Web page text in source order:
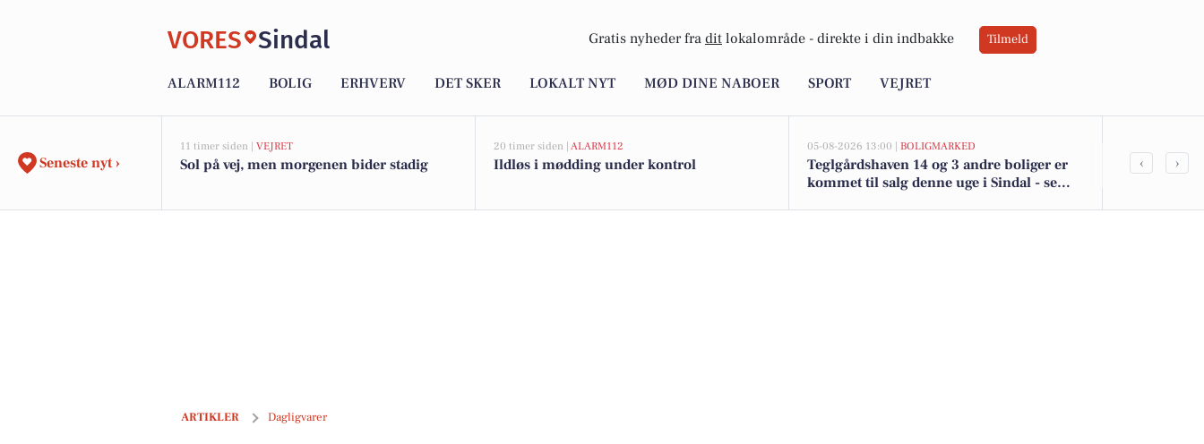
VORES Sindal Gratis nyheder fra dit lokalområde - direkte i din indbakke Tilmeld
ALARM112 BOLIG ERHVERV DET SKER LOKALT NYT MØD DINE NABOER SPORT VEJRET
Seneste nyt ›
11 timer siden | VEJRET
Sol på vej, men morgenen bider stadig
20 timer siden | ALARM112
Ildløs i mødding under kontrol
05-08-2026 13:00 | BOLIGMARKED
Teglgårdshaven 14 og 3 andre boliger er
kommet til salg denne uge i Sindal - se
Top 6 over
‹ ›
ARTIKLER Dagligvarer
Spier PS-vin til 39 kr. og Schulstad Det Gode brød for kun 10 kr. - se de lokale tilbud